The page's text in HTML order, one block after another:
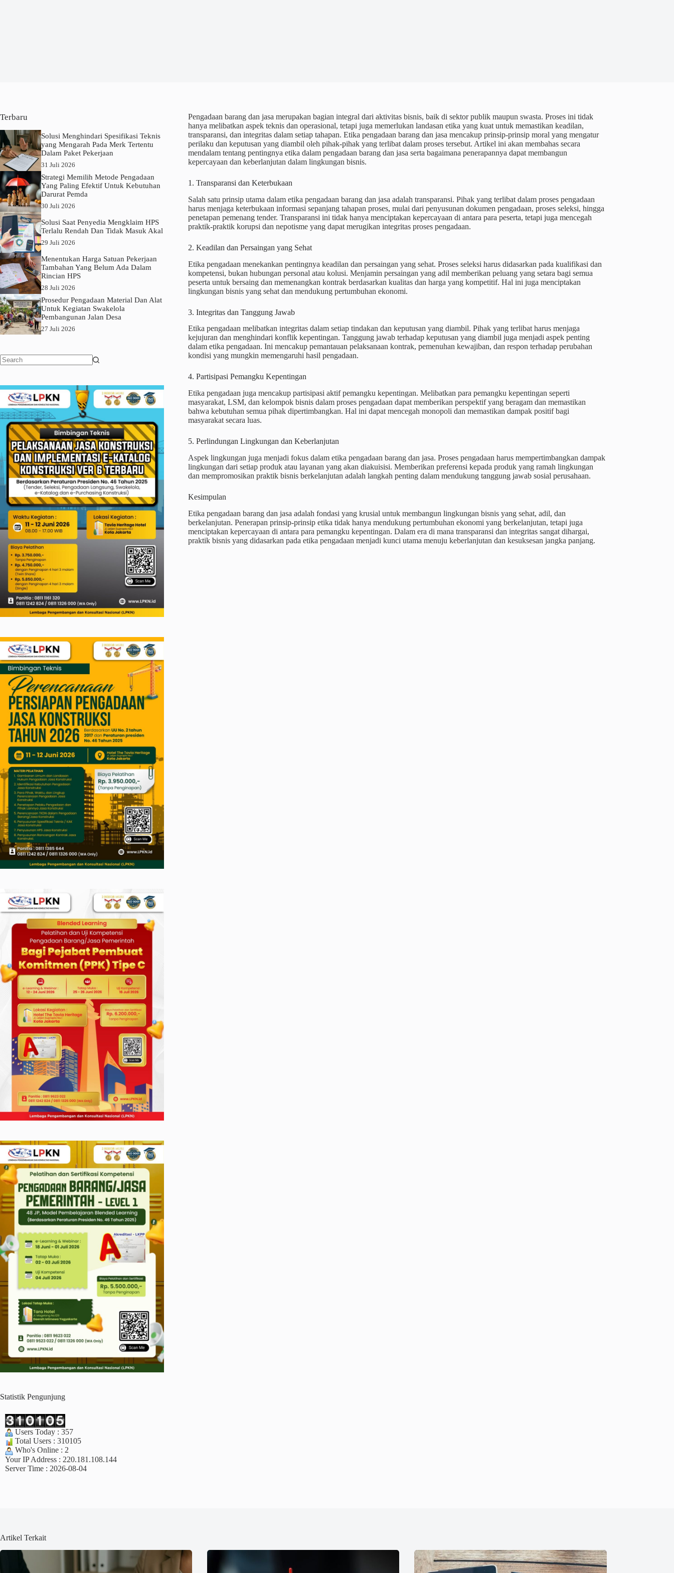
Pengadaan barang dan jasa merupakan bagian integral dari aktivitas bisnis, baik di sektor publik maupun swasta. Proses ini tidak
hanya melibatkan aspek teknis dan operasional, tetapi juga memerlukan landasan etika yang kuat untuk memastikan keadilan,
transparansi, dan integritas dalam setiap tahapan. Etika pengadaan barang dan jasa mencakup prinsip-prinsip moral yang mengatur
perilaku dan keputusan yang diambil oleh pihak-pihak yang terlibat dalam proses tersebut. Artikel ini akan membahas secara
mendalam tentang pentingnya etika dalam pengadaan barang dan jasa serta bagaimana penerapannya dapat membangun
kepercayaan dan keberlanjutan dalam lingkungan bisnis.
1. Transparansi dan Keterbukaan
Salah satu prinsip utama dalam etika pengadaan barang dan jasa adalah transparansi. Pihak yang terlibat dalam proses pengadaan
harus menjaga keterbukaan informasi sepanjang tahapan proses, mulai dari penyusunan dokumen pengadaan, proses seleksi, hingga
penetapan pemenang tender. Transparansi ini tidak hanya menciptakan kepercayaan di antara para peserta, tetapi juga mencegah
praktik-praktik korupsi dan nepotisme yang dapat merugikan integritas proses pengadaan.
2. Keadilan dan Persaingan yang Sehat
Etika pengadaan menekankan pentingnya keadilan dan persaingan yang sehat. Proses seleksi harus didasarkan pada kualifikasi dan
kompetensi, bukan hubungan personal atau kolusi. Menjamin persaingan yang adil memberikan peluang yang setara bagi semua
peserta untuk bersaing dan memenangkan kontrak berdasarkan kualitas dan harga yang kompetitif. Hal ini juga menciptakan
lingkungan bisnis yang sehat dan mendukung pertumbuhan ekonomi.
3. Integritas dan Tanggung Jawab
Etika pengadaan melibatkan integritas dalam setiap tindakan dan keputusan yang diambil. Pihak yang terlibat harus menjaga
kejujuran dan menghindari konflik kepentingan. Tanggung jawab terhadap keputusan yang diambil juga menjadi aspek penting
dalam etika pengadaan. Ini mencakup pemantauan pelaksanaan kontrak, pemenuhan kewajiban, dan respon terhadap perubahan
kondisi yang mungkin memengaruhi hasil pengadaan.
4. Partisipasi Pemangku Kepentingan
Etika pengadaan juga mencakup partisipasi aktif pemangku kepentingan. Melibatkan para pemangku kepentingan seperti
masyarakat, LSM, dan kelompok bisnis dalam proses pengadaan dapat memberikan perspektif yang beragam dan memastikan
bahwa kebutuhan semua pihak dipertimbangkan. Hal ini dapat mencegah monopoli dan memastikan dampak positif bagi
masyarakat secara luas.
5. Perlindungan Lingkungan dan Keberlanjutan
Aspek lingkungan juga menjadi fokus dalam etika pengadaan barang dan jasa. Proses pengadaan harus mempertimbangkan dampak
lingkungan dari setiap produk atau layanan yang akan diakuisisi. Memberikan preferensi kepada produk yang ramah lingkungan
dan mempromosikan praktik bisnis berkelanjutan adalah langkah penting dalam mendukung tanggung jawab sosial perusahaan.
Kesimpulan
Etika pengadaan barang dan jasa adalah fondasi yang krusial untuk membangun lingkungan bisnis yang sehat, adil, dan
berkelanjutan. Penerapan prinsip-prinsip etika tidak hanya mendukung pertumbuhan ekonomi yang berkelanjutan, tetapi juga
menciptakan kepercayaan di antara para pemangku kepentingan. Dalam era di mana transparansi dan integritas sangat dihargai,
praktik bisnis yang didasarkan pada etika pengadaan menjadi kunci utama menuju keberlanjutan dan kesuksesan jangka panjang.
Terbaru
Solusi Menghindari Spesifikasi Teknis
yang Mengarah Pada Merk Tertentu
Dalam Paket Pekerjaan
31 Juli 2026
Strategi Memilih Metode Pengadaan
Yang Paling Efektif Untuk Kebutuhan
Darurat Pemda
30 Juli 2026
Solusi Saat Penyedia Mengklaim HPS
Terlalu Rendah Dan Tidak Masuk Akal
29 Juli 2026
Menentukan Harga Satuan Pekerjaan
Tambahan Yang Belum Ada Dalam
Rincian HPS
28 Juli 2026
Prosedur Pengadaan Material Dan Alat
Untuk Kegiatan Swakelola
Pembangunan Jalan Desa
27 Juli 2026
Statistik Pengunjung
Users Today : 357
Total Users : 310105
Who's Online : 2
Your IP Address : 220.181.108.144
Server Time : 2026-08-04
Artikel Terkait